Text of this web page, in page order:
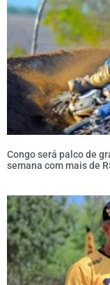
Congo será palco de
semana com mais de